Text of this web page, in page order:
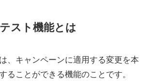
スト機能とは
、キャンペーンに適用する変更を本
ることができる機能のことです。